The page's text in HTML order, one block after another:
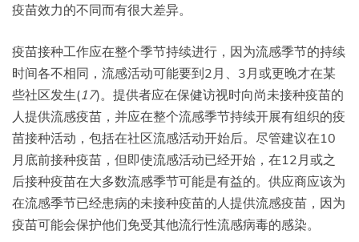
疫苗效力的不同而有很大差异。
疫苗接种工作应在整个季节持续进行，因为流感季节的持续
时间各不相同，流感活动可能要到2月、3月或更晚才在某
些社区发生( 17)。提供者应在保健访视时向尚未接种疫苗的
人提供流感疫苗，并应在整个流感季节持续开展有组织的疫
苗接种活动，包括在社区流感活动开始后。尽管建议在10
月底前接种疫苗，但即使流感活动已经开始，在12月或之
后接种疫苗在大多数流感季节可能是有益的。供应商应该为
在流感季节已经患病的未接种疫苗的人提供流感疫苗，因为
疫苗可能会保护他们免受其他流行性流感病毒的感染。